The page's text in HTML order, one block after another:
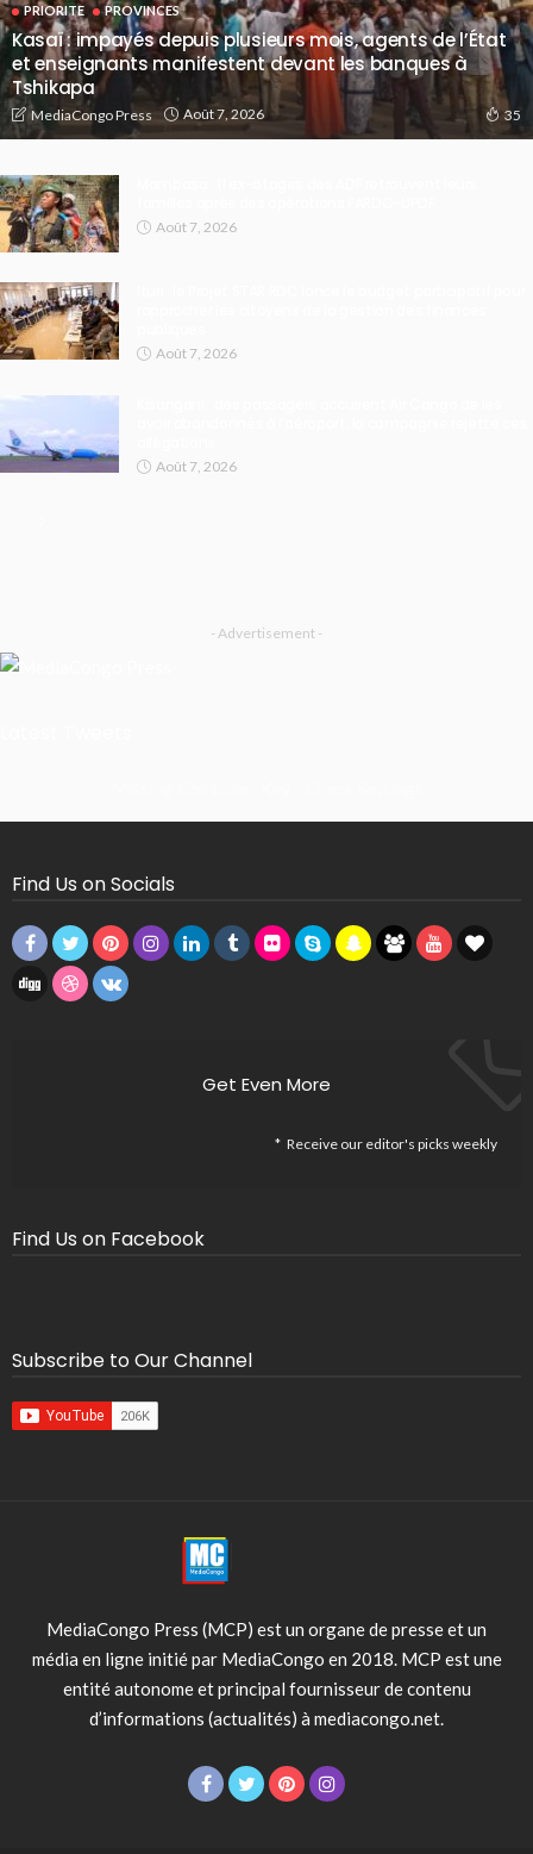
PRIORITE PROVINCES
Kasaï : impayés depuis plusieurs mois, agents de l’État
et enseignants manifestent devant les banques à
Tshikapa
MediaCongo Press Août 7, 2026 35
Août 7, 2026
Août 7, 2026
Août 7, 2026
- Advertisement -
Find Us on Socials
Get Even More
Receive our editor's picks weekly
Find Us on Facebook
Subscribe to Our Channel
MediaCongo Press (MCP) est un organe de presse et un
média en ligne initié par MediaCongo en 2018. MCP est une
entité autonome et principal fournisseur de contenu
d’informations (actualités) à mediacongo.net.